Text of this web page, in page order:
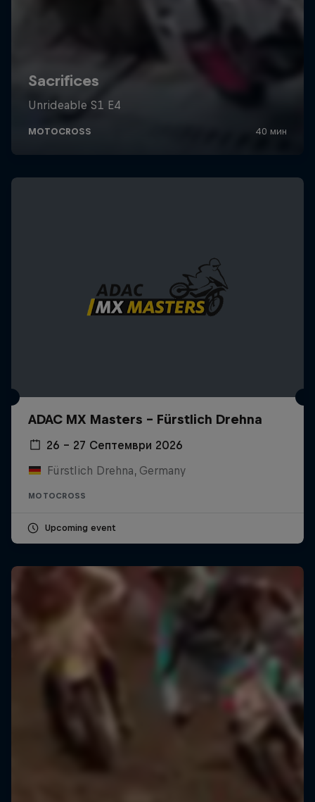
ADAC MX Masters – Fürstlich Drehna
26 – 27 Септември 2026
Fürstlich Drehna, Germany
MOTOCROSS
Upcoming event